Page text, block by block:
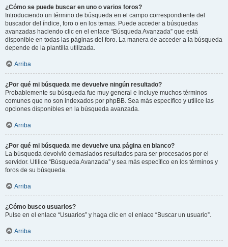
¿Cómo se puede buscar en uno o varios foros?
Introduciendo un término de búsqueda en el campo correspondiente del
buscador del índice, foro o en los temas. Puede acceder a búsquedas
avanzadas haciendo clic en el enlace “Búsqueda Avanzada” que está
disponible en todas las páginas del foro. La manera de acceder a la búsqueda
depende de la plantilla utilizada.
Arriba
¿Por qué mi búsqueda me devuelve ningún resultado?
Probablemente su búsqueda fue muy general e incluye muchos términos
comunes que no son indexados por phpBB. Sea más específico y utilice las
opciones disponibles en la búsqueda avanzada.
Arriba
¿Por qué mi búsqueda me devuelve una página en blanco?
La búsqueda devolvió demasiados resultados para ser procesados por el
servidor. Utilice “Búsqueda Avanzada” y sea más específico en los términos y
foros de su búsqueda.
Arriba
¿Cómo busco usuarios?
Pulse en el enlace “Usuarios” y haga clic en el enlace “Buscar un usuario”.
Arriba